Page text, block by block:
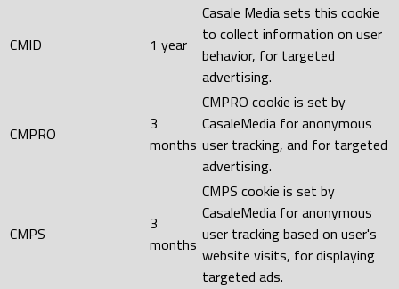
CMID 1 year
Casale Media sets this cookie
to collect information on user
behavior, for targeted
advertising.
CMPRO
3
months
CMPRO cookie is set by
CasaleMedia for anonymous
user tracking, and for targeted
advertising.
CMPS
3
months
CMPS cookie is set by
CasaleMedia for anonymous
user tracking based on user's
website visits, for displaying
targeted ads.